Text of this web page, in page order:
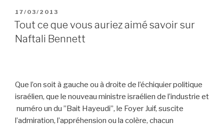
POSTED
ON
17/03/2013
Tout ce que vous auriez aimé savoir sur
Naftali Bennett
Que l’on soit à gauche ou à droite de l’échiquier politique
israélien, que le nouveau ministre israélien de l’industrie et
numéro un du ”Bait Hayeudi”, le Foyer Juif, suscite
l’admiration, l’appréhension ou la colère, chacun